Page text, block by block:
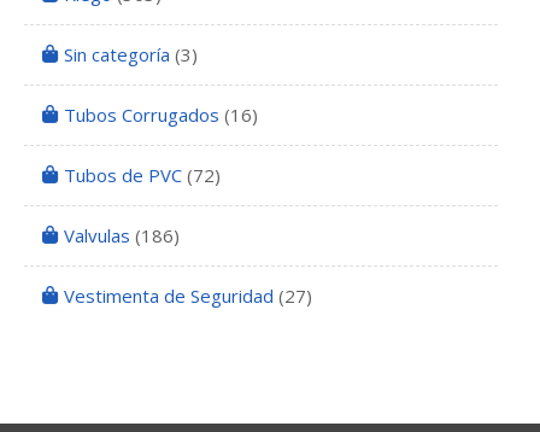
Sin categoría (3)
Tubos Corrugados (16)
Tubos de PVC (72)
Valvulas (186)
Vestimenta de Seguridad (27)